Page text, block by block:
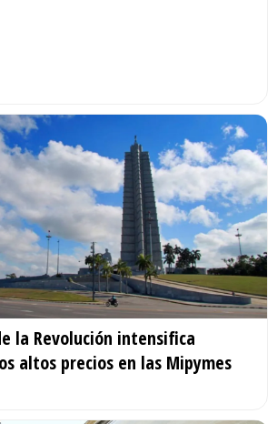
la Revolución intensifica
altos precios en las Mipymes